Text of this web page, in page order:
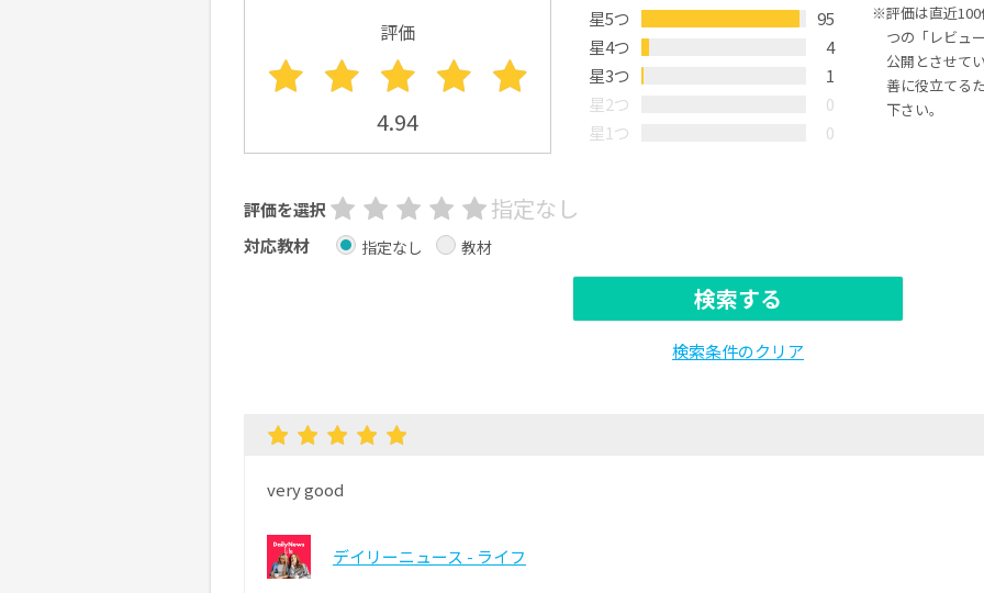
評価
4.94
星5つ
95
星4つ
4
星3つ
1
星2つ
0
星1つ
0
評価は直近
つの「レビュ
公開とさせて
善に役立てる
下さい。
評価を選択 指定なし
対応教材 指定なし 教材
検索する
検索条件のクリア
very good
デイリーニュース - ライフ